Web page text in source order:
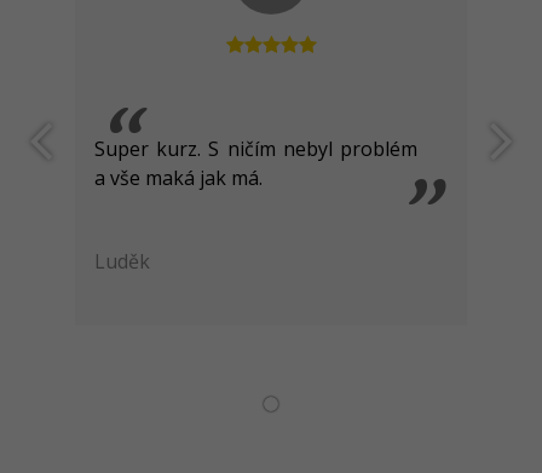
Super kurz. S ničím nebyl problém
a vše maká jak má.
Luděk